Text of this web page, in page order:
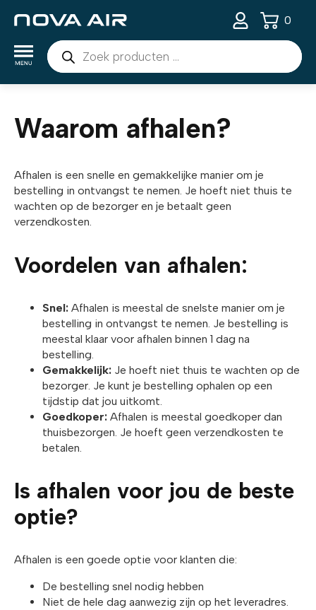
Producten
zoeken
0
Waarom afhalen?
Afhalen is een snelle en gemakkelijke manier om je
bestelling in ontvangst te nemen. Je hoeft niet thuis te
wachten op de bezorger en je betaalt geen
verzendkosten.
Voordelen van afhalen:
Snel: Afhalen is meestal de snelste manier om je
bestelling in ontvangst te nemen. Je bestelling is
meestal klaar voor afhalen binnen 1 dag na
bestelling.
Gemakkelijk: Je hoeft niet thuis te wachten op de
bezorger. Je kunt je bestelling ophalen op een
tijdstip dat jou uitkomt.
Goedkoper: Afhalen is meestal goedkoper dan
thuisbezorgen. Je hoeft geen verzendkosten te
betalen.
Is afhalen voor jou de beste
optie?
Afhalen is een goede optie voor klanten die:
De bestelling snel nodig hebben
Niet de hele dag aanwezig zijn op het leveradres.